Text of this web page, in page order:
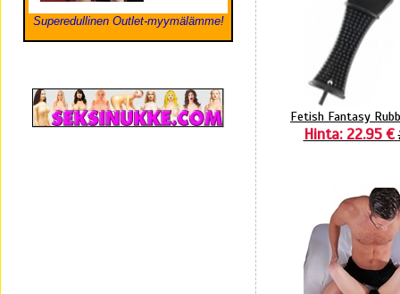
Superedullinen Outlet-myymälämme!
Fetish Fantasy
Hinta: 22.95 €